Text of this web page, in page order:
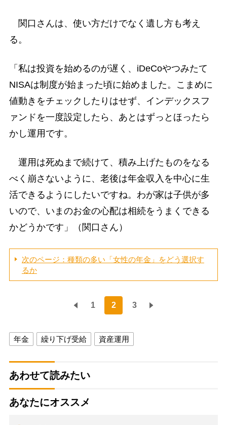
関口さんは、使い方だけでなく遺し方も考え
る。
「私は投資を始めるのが遅く、iDeCoやつみたて
NISAは制度が始まった頃に始めました。こまめに
値動きをチェックしたりはせず、インデックスフ
ァンドを一度設定したら、あとはずっとほったら
かし運用です。
運用は死ぬまで続けて、積み上げたものをなる
べく崩さないように、老後は年金収入を中心に生
活できるようにしたいですね。わが家は子供が多
いので、いまのお金の心配は相続をうまくできる
かどうかです」（関口さん）
次のページ：種類の多い「女性の年金」をどう選択す
るか
1 2 3
年金 繰り下げ受給 資産運用
あわせて読みたい
あなたにオススメ